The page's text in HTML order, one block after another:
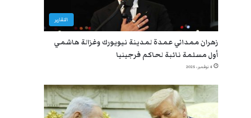
التقارير
زهران ممداني عمدة لمدينة نيويورك وغزالة هاشمي
أول مسلمة نائبة لحاكم فرجينيا
4 نوفمبر، 2025